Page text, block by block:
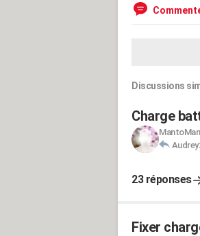
Discussions
Charge
23 réponses
Fixer